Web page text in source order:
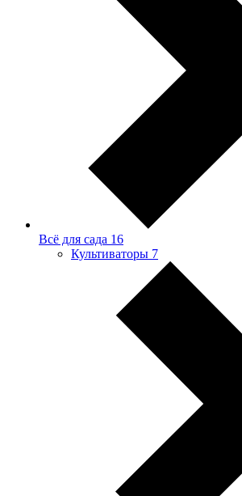
Всё для сада 16
Культиваторы 7